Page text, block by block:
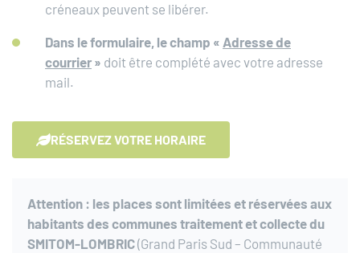
créneaux peuvent se libérer.
Dans le formulaire, le champ « Adresse de
courrier » doit être complété avec votre adresse
mail.
RÉSERVEZ VOTRE HORAIRE
Attention : les places sont limitées et réservées aux
habitants des communes traitement et collecte du
SMITOM-LOMBRIC(Grand Paris Sud – Communauté